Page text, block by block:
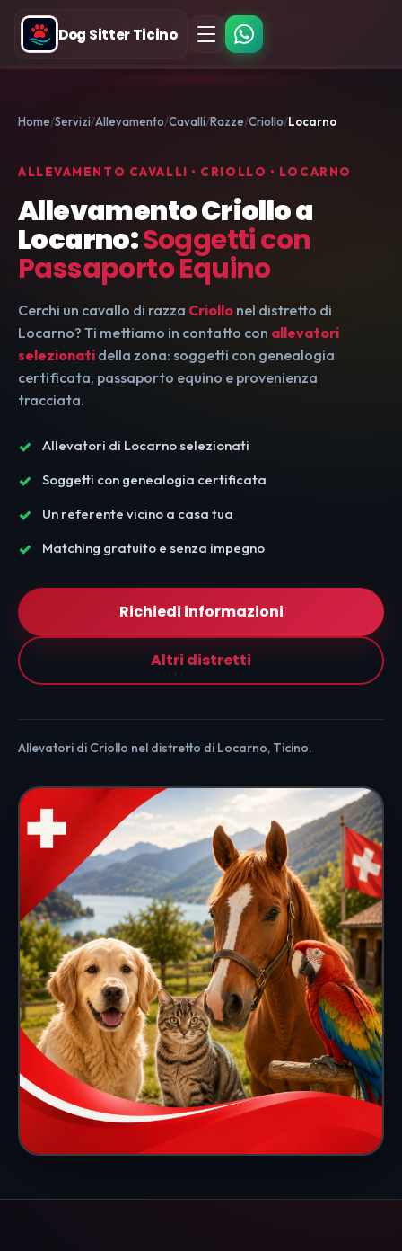
Dog Sitter Ticino
Home Servizi Allevamento Cavalli Razze Criollo Locarno
ALLEVAMENTO CAVALLI • CRIOLLO • LOCARNO
Allevamento Criollo a
Locarno:Soggetti con
Passaporto Equino
Cerchi un cavallo di razza Criollo nel distretto di
Locarno? Ti mettiamo in contatto con allevatori
selezionati della zona: soggetti con genealogia
certificata, passaporto equino e provenienza
tracciata.
Allevatori di Locarno selezionati
Soggetti con genealogia certificata
Un referente vicino a casa tua
Matching gratuito e senza impegno
Richiedi informazioni
Altri distretti
Allevatori di Criollo nel distretto di Locarno, Ticino.